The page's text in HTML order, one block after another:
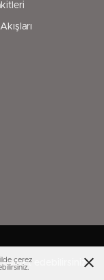
ziyaret edebilirsiniz.
çerez